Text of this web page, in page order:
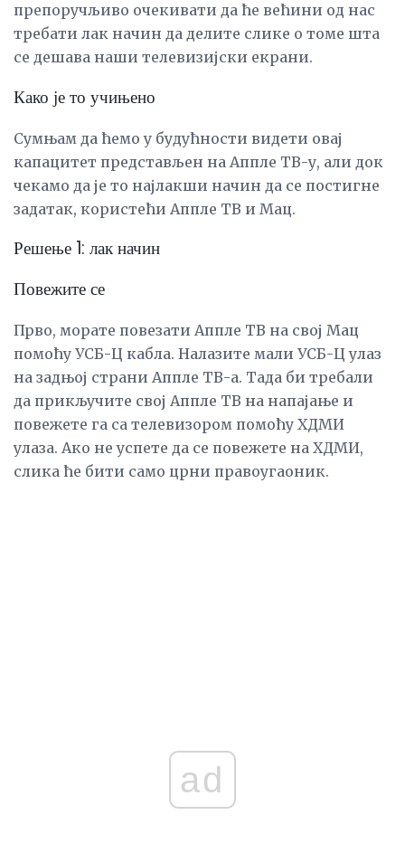
препоручљиво очекивати да ће већини од нас
требати лак начин да делите слике о томе шта
се дешава наши телевизијски екрани.
Како је то учињено
Сумњам да ћемо у будућности видети овај
капацитет представљен на Аппле ТВ-у, али док
чекамо да је то најлакши начин да се постигне
задатак, користећи Аппле ТВ и Мац.
Решење 1: лак начин
Повежите се
Прво, морате повезати Аппле ТВ на свој Мац
помоћу УСБ-Ц кабла. Налазите мали УСБ-Ц улаз
на задњој страни Аппле ТВ-а. Тада би требали
да прикључите свој Аппле ТВ на напајање и
повежете га са телевизором помоћу ХДМИ
улаза. Ако не успете да се повежете на ХДМИ,
слика ће бити само црни правоугаоник.
ad